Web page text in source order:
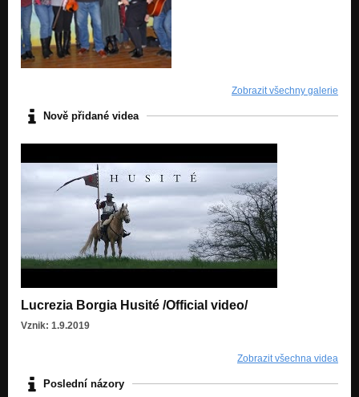
Zlatý prasátka
Když jsou ty Vánoce
Odešla zima, jaro je tady
Jeden o voze a my o koze
Jeden o voze a my o koze
Peche de la Regalar
La Stella
Perché ĺe da regalar
Za boha, za žold a za víru
Válka růží
O Hroznové koze
Zobrazit všechny galerie
Nově přidané videa
Lucrezia Borgia Husité /Official video/
Vznik: 1.9.2019
Zobrazit všechna videa
Poslední názory